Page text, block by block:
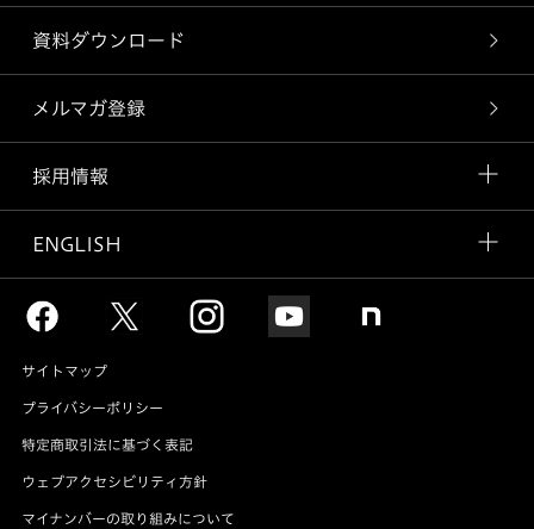
資料ダウンロード
メルマガ登録
採用情報
ENGLISH
サイトマップ
プライバシーポリシー
特定商取引法に基づく表記
ウェブアクセシビリティ方針
マイナンバーの取り組みについて